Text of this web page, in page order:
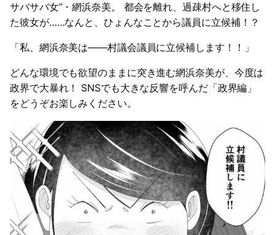
サバサバ女”・網浜奈美。 都会を離れ、過疎村へと移住し
た彼女が……なんと、ひょんなことから議員に立候補！？
「私、網浜奈美は――村議会議員に立候補します！！」
どんな環境でも欲望のままに突き進む網浜奈美が、今度は
政界で大暴れ！ SNSでも大きな反響を呼んだ「政界編」
をどうぞお楽しみください。